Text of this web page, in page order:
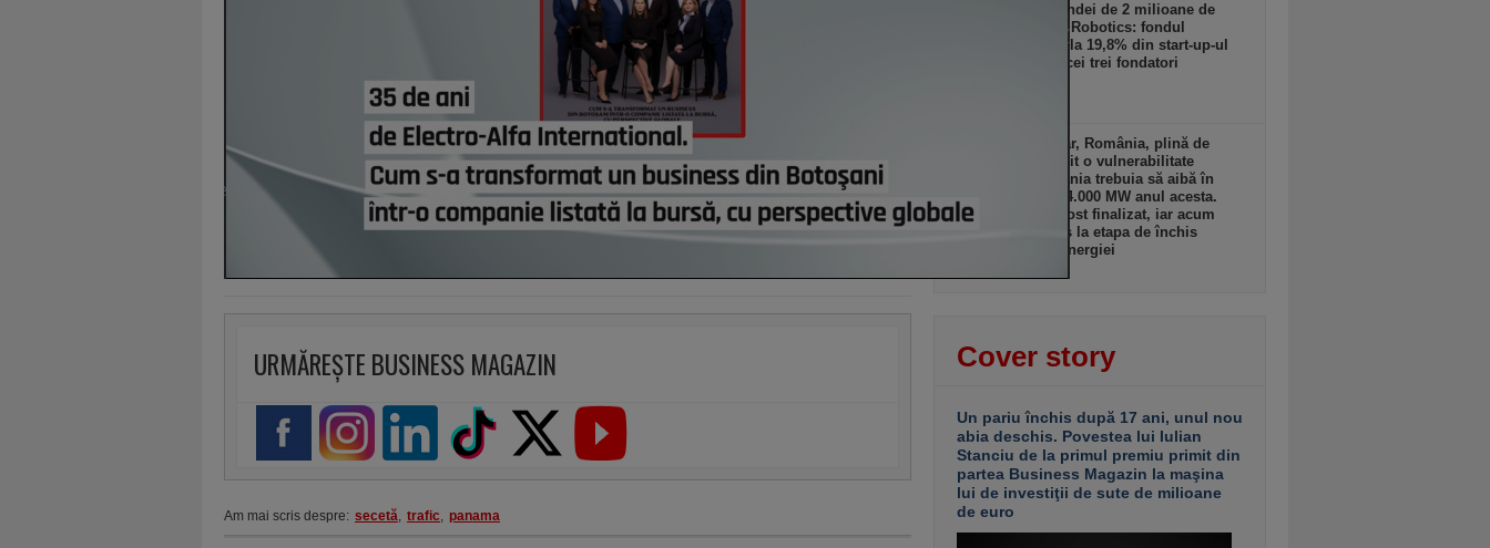
URMĂREȘTE BUSINESS MAGAZIN
Am mai scris despre: secetă, trafic, panama
Apar detaliile rundei de 2 milioane de
euro din Adapta Robotics: fondul
Catalyst a ajuns la 19,8% din start-up-ul
de robotică, iar cei trei fondatori
Din hub imaginar, România, plină de
resurse, a devenit o vulnerabilitate
regională: România trebuia să aibă în
centrale pe gaz 4.000 MW anul acesta.
Dar nimic nu a fost finalizat, iar acum
guvernul a ajuns la etapa de închis
fabrici în lipsa energiei
Cover story
Un pariu închis după 17 ani, unul nou
abia deschis. Povestea lui Iulian
Stanciu de la primul premiu primit din
partea Business Magazin la maşina
lui de investiţii de sute de milioane
de euro